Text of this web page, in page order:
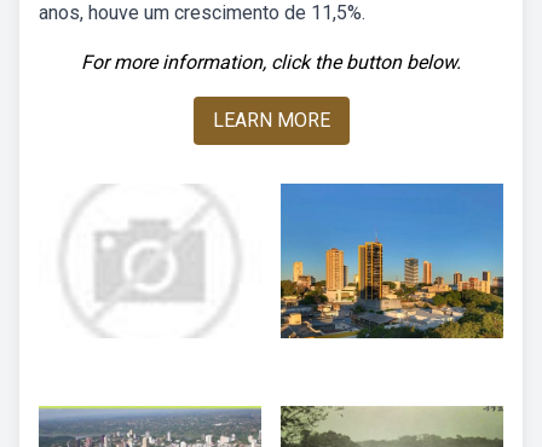
anos, houve um crescimento de 11,5%.
For more information, click the button below.
LEARN MORE